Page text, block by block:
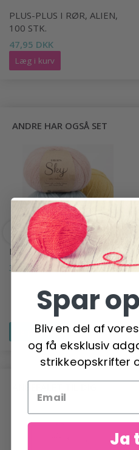
PLUS-PLUS I RØR, ALIEN,
100 STK.
47,95 DKK
Læg i kurv
ANDRE HAR OGSÅ SET
DROPS SKY
34,95 DKK
Se produktet
Spar
Bliv en del af
og få eksklusiv
strikkeopskrifter
Ja